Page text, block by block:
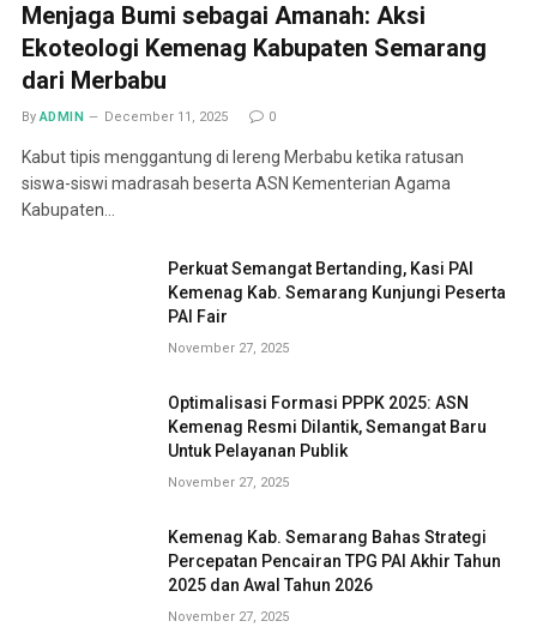
Menjaga Bumi sebagai Amanah: Aksi
Ekoteologi Kemenag Kabupaten Semarang
dari Merbabu
By ADMIN December 11, 2025 0
Kabut tipis menggantung di lereng Merbabu ketika ratusan
siswa-siswi madrasah beserta ASN Kementerian Agama
Kabupaten…
Perkuat Semangat Bertanding, Kasi PAI
Kemenag Kab. Semarang Kunjungi Peserta
PAI Fair
November 27, 2025
Optimalisasi Formasi PPPK 2025: ASN
Kemenag Resmi Dilantik, Semangat Baru
Untuk Pelayanan Publik
November 27, 2025
Kemenag Kab. Semarang Bahas Strategi
Percepatan Pencairan TPG PAI Akhir Tahun
2025 dan Awal Tahun 2026
November 27, 2025